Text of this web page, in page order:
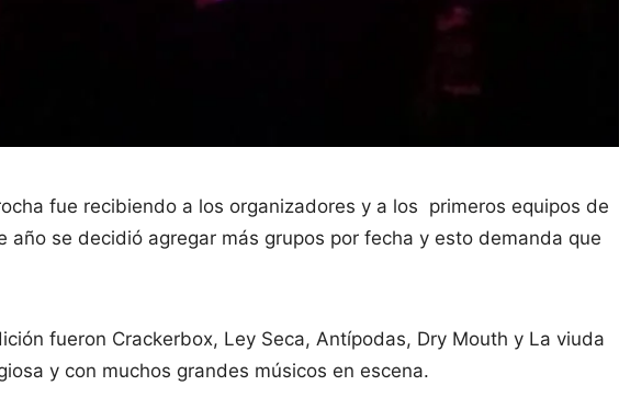
fue recibiendo a los organizadores y a los primeros equipos de
año se decidió agregar más grupos por fecha y esto demanda que
fueron Crackerbox, Ley Seca, Antípodas, Dry Mouth y La viuda
y con muchos grandes músicos en escena.